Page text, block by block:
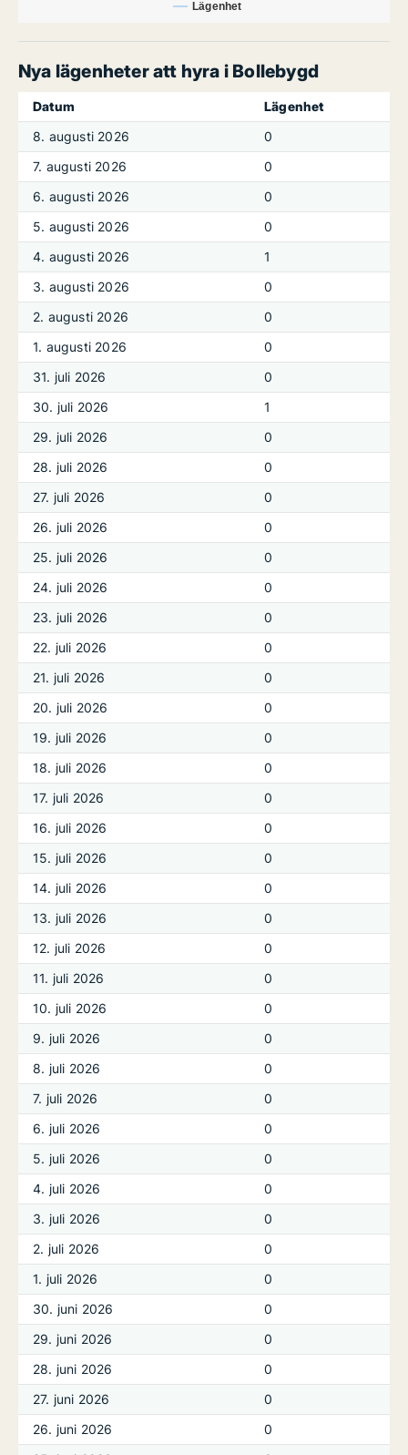
Lägenhet
Nya lägenheter att hyra i Bollebygd
Datum
Lägenhet
8. augusti 2026
0
7. augusti 2026
0
6. augusti 2026
0
5. augusti 2026
0
4. augusti 2026
1
3. augusti 2026
0
2. augusti 2026
0
1. augusti 2026
0
31. juli 2026
0
30. juli 2026
1
29. juli 2026
0
28. juli 2026
0
27. juli 2026
0
26. juli 2026
0
25. juli 2026
0
24. juli 2026
0
23. juli 2026
0
22. juli 2026
0
21. juli 2026
0
20. juli 2026
0
19. juli 2026
0
18. juli 2026
0
17. juli 2026
0
16. juli 2026
0
15. juli 2026
0
14. juli 2026
0
13. juli 2026
0
12. juli 2026
0
11. juli 2026
0
10. juli 2026
0
9. juli 2026
0
8. juli 2026
0
7. juli 2026
0
6. juli 2026
0
5. juli 2026
0
4. juli 2026
0
3. juli 2026
0
2. juli 2026
0
1. juli 2026
0
30. juni 2026
0
29. juni 2026
0
28. juni 2026
0
27. juni 2026
0
26. juni 2026
0